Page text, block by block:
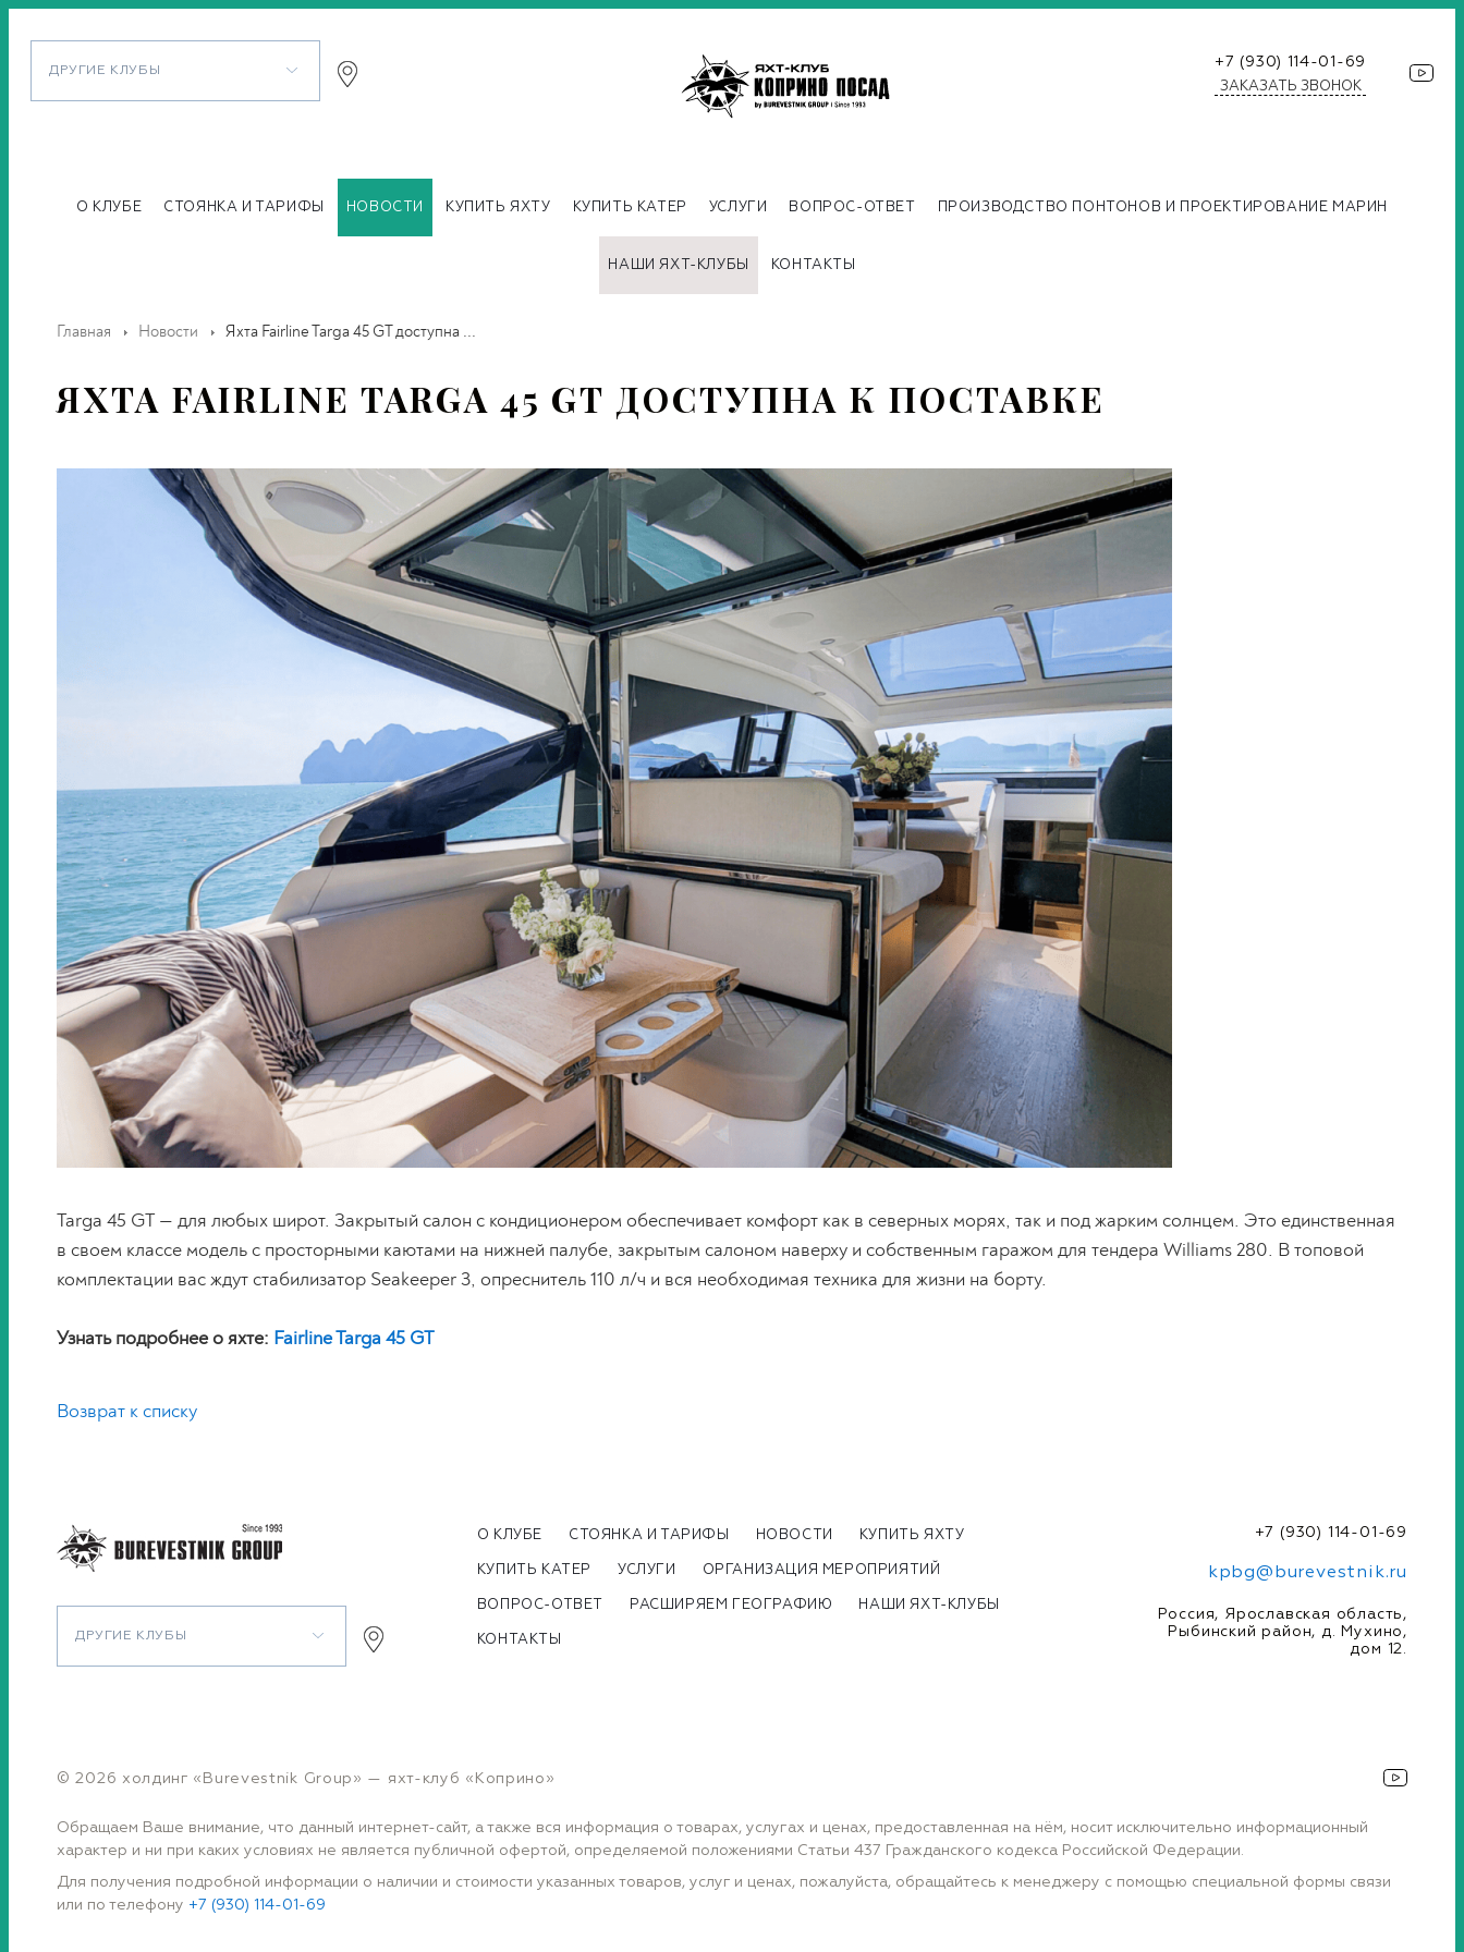
ДРУГИЕ КЛУБЫ
+7 (930) 114-01-69
ЗАКАЗАТЬ ЗВОНОК
О КЛУБЕ СТОЯНКА И ТАРИФЫ НОВОСТИ КУПИТЬ ЯХТУ КУПИТЬ КАТЕР УСЛУГИ ВОПРОС-ОТВЕТ ПРОИЗВОДСТВО ПОНТОНОВ И ПРОЕКТИРОВАНИЕ МАРИН
НАШИ ЯХТ-КЛУБЫ КОНТАКТЫ
Главная Новости Яхта Fairline Targa 45 GT доступна ...
ЯХТА FAIRLINE TARGA 45 GT ДОСТУПНА К ПОСТАВКЕ
Targa 45 GT — для любых широт. Закрытый салон с кондиционером обеспечивает комфорт как в северных морях, так и под жарким солнцем. Это единственная
в своем классе модель с просторными каютами на нижней палубе, закрытым салоном наверху и собственным гаражом для тендера Williams 280. В топовой
комплектации вас ждут стабилизатор Seakeeper 3, опреснитель 110 л/ч и вся необходимая техника для жизни на борту.
Узнать подробнее о яхте: Fairline Targa 45 GT
Возврат к списку
ДРУГИЕ КЛУБЫ
О КЛУБЕ СТОЯНКА И ТАРИФЫ НОВОСТИ КУПИТЬ ЯХТУ
КУПИТЬ КАТЕР УСЛУГИ ОРГАНИЗАЦИЯ МЕРОПРИЯТИЙ
ВОПРОС-ОТВЕТ РАСШИРЯЕМ ГЕОГРАФИЮ НАШИ ЯХТ-КЛУБЫ
КОНТАКТЫ
+7 (930) 114-01-69
kpbg@burevestnik.ru
Россия, Ярославская область,
Рыбинский район, д. Мухино,
дом 12.
© 2026 холдинг «Burevestnik Group» — яхт-клуб «Коприно»
Обращаем Ваше внимание, что данный интернет-сайт, а также вся информация о товарах, услугах и ценах, предоставленная на нём, носит исключительно информационный
характер и ни при каких условиях не является публичной офертой, определяемой положениями Статьи 437 Гражданского кодекса Российской Федерации.
Для получения подробной информации о наличии и стоимости указанных товаров, услуг и ценах, пожалуйста, обращайтесь к менеджеру с помощью специальной формы связи
или по телефону +7 (930) 114-01-69